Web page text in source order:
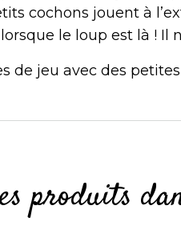
cochons jouent à
le loup est là ! Il
de jeu avec des
produits